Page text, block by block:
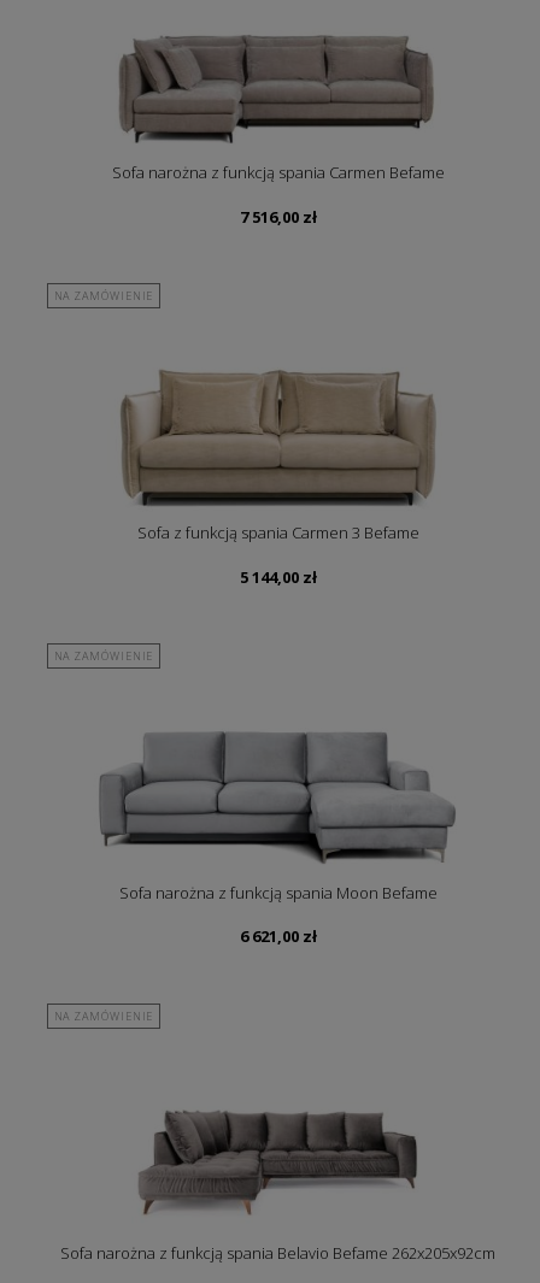
Sofa narożna z funkcją spania Carmen Befame
7 516,00 zł
NA ZAMÓWIENIE
Sofa z funkcją spania Carmen 3 Befame
5 144,00 zł
NA ZAMÓWIENIE
Sofa narożna z funkcją spania Moon Befame
6 621,00 zł
NA ZAMÓWIENIE
Sofa narożna z funkcją spania Belavio Befame 262x205x92cm